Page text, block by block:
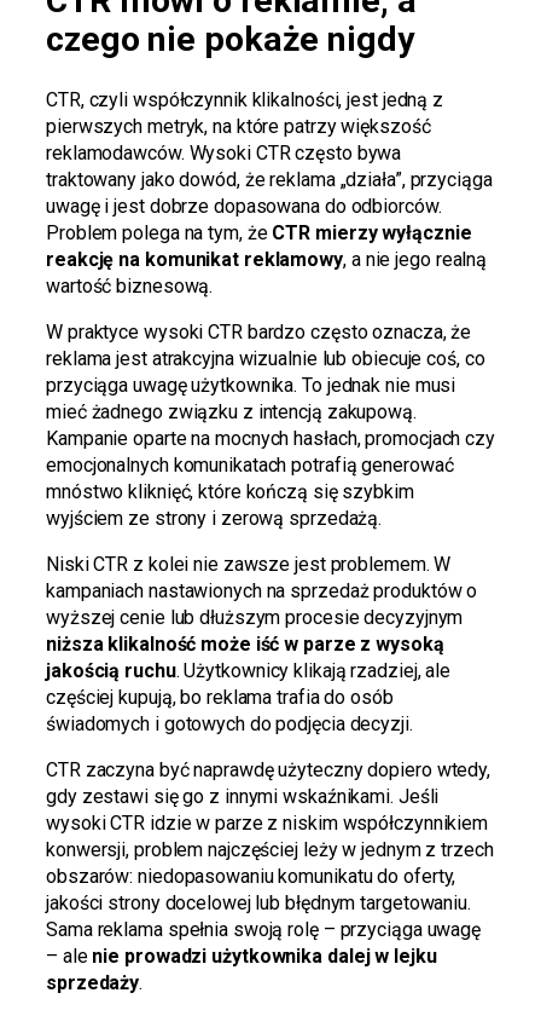
czego nie pokaże nigdy
CTR, czyli współczynnik klikalności, jest jedną z
pierwszych metryk, na które patrzy większość
reklamodawców. Wysoki CTR często bywa
traktowany jako dowód, że reklama „działa”, przyciąga
uwagę i jest dobrze dopasowana do odbiorców.
Problem polega na tym, że CTR mierzy wyłącznie
reakcję na komunikat reklamowy, a nie jego realną
wartość biznesową.
W praktyce wysoki CTR bardzo często oznacza, że
reklama jest atrakcyjna wizualnie lub obiecuje coś, co
przyciąga uwagę użytkownika. To jednak nie musi
mieć żadnego związku z intencją zakupową.
Kampanie oparte na mocnych hasłach, promocjach czy
emocjonalnych komunikatach potrafią generować
mnóstwo kliknięć, które kończą się szybkim
wyjściem ze strony i zerową sprzedażą.
Niski CTR z kolei nie zawsze jest problemem. W
kampaniach nastawionych na sprzedaż produktów o
wyższej cenie lub dłuższym procesie decyzyjnym
niższa klikalność może iść w parze z wysoką
jakością ruchu. Użytkownicy klikają rzadziej, ale
częściej kupują, bo reklama trafia do osób
świadomych i gotowych do podjęcia decyzji.
CTR zaczyna być naprawdę użyteczny dopiero wtedy,
gdy zestawi się go z innymi wskaźnikami. Jeśli
wysoki CTR idzie w parze z niskim współczynnikiem
konwersji, problem najczęściej leży w jednym z trzech
obszarów: niedopasowaniu komunikatu do oferty,
jakości strony docelowej lub błędnym targetowaniu.
Sama reklama spełnia swoją rolę – przyciąga uwagę
– ale nie prowadzi użytkownika dalej w lejku
sprzedaży.